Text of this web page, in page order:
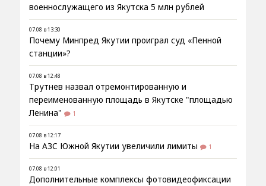
военнослужащего из Якутска 5 млн рублей
07.08 в 13:30
Почему Минпред Якутии проиграл суд «Пенной
станции»?
07.08 в 12:48
Трутнев назвал отремонтированную и
переименованную площадь в Якутске "площадью
Ленина"
1
07.08 в 12:17
На АЗС Южной Якутии увеличили лимиты 1
07.08 в 12:01
Дополнительные комплексы фотовидеофиксации